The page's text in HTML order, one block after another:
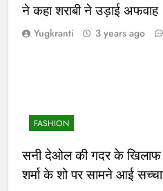
ने कहा शराबी ने उड़ाई अफवाह
Yugkranti 3 years ago
FASHION
सनी देओल की गदर के खिलाफ
शर्मा के शो पर सामने आई